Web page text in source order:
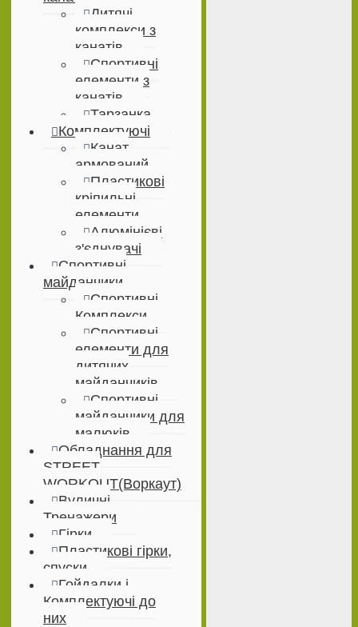
Дитячі
комплекси з
канатів
Спортивні
елементи з
канатів
Тарзанка
Комплектуючі
Канат
армований
Пластикові
кріпильні
елементи
Алюмінієві
з'єднувачі
Спортивні
майданчики
Спортивні
Комплекси
Спортивні
елементи для
дитячих
майданчиків
Спортивні
майданчики для
малюків
Обладнання для
STREET
WORKOUT(Воркаут)
Вуличні
Тренажери
Гірки
Пластикові гірки,
спуски
Гойдалки і
Комплектуючі до
них